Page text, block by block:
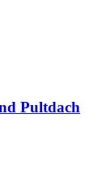
Pultdach